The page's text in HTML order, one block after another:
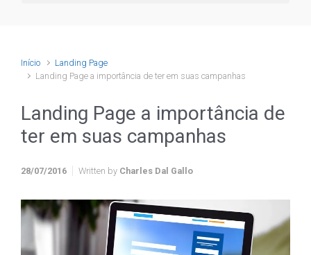
Início
Landing Page
Landing Page a importância de ter em suas campanhas
Landing Page a importância de
ter em suas campanhas
28/07/2016 Written by Charles Dal Gallo